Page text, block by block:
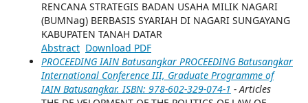
RENCANA STRATEGIS BADAN USAHA MILIK NAGARI
(BUMNag) BERBASIS SYARIAH DI NAGARI SUNGAYANG
KABUPATEN TANAH DATAR
Abstract Download PDF
PROCEEDING IAIN Batusangkar PROCEEDING Batusangkar
International Conference III, Graduate Programme of
IAIN Batusangkar. ISBN: 978-602-329-074-1 - Articles